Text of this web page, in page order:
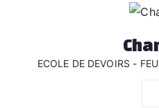
ECOLE DE DEVOIRS -